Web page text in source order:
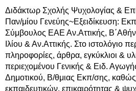
Διδάκτωρ Σχολής Ψυχολογίας &
Παν/μίου Γενεύης~Εξειδίκευση:
Σύμβουλος ΕΑΕ Αν.Αττικής,
Ιλίου & Αν.Αττικής. Στο ιστολόγιο
πληροφορίες, άρθρα, εγκύκλιοι &
περιεχομένου Γενικής & Ειδ.
Δημοτικού, Β/θμιας Εκπ/σης,
εκπαιδευτικών, επικαιρότητας &